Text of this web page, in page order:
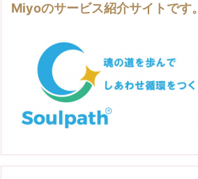
Miyoのサービス紹介サイトです。